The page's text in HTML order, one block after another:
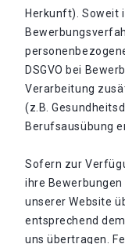
Herkunft). Soweit
DSGVO bei
Verarbeitung
(z.B.
Berufsausübung
Sofern zur
ihre
unserer Website
entsprechend
uns übertragen.